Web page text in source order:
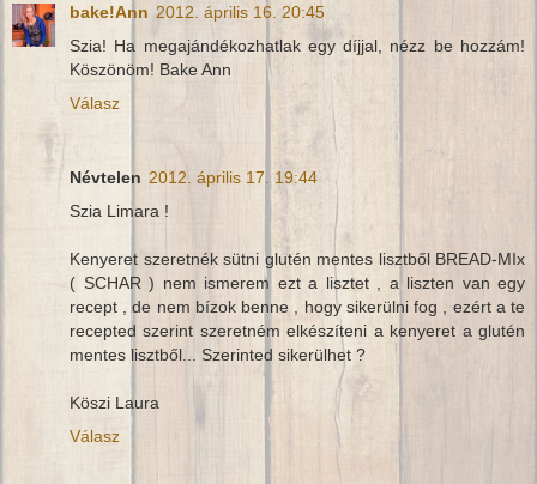
bake!Ann 2012. április 16. 20:45
Szia! Ha megajándékozhatlak egy díjjal, nézz be hozzám!
Köszönöm! Bake Ann
Válasz
Névtelen 2012. április 17. 19:44
Szia Limara !
Kenyeret szeretnék sütni glutén mentes lisztből BREAD-MIx
( SCHAR ) nem ismerem ezt a lisztet , a liszten van egy
recept , de nem bízok benne , hogy sikerülni fog , ezért a te
recepted szerint szeretném elkészíteni a kenyeret a glutén
mentes lisztből... Szerinted sikerülhet ?
Köszi Laura
Válasz